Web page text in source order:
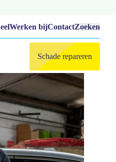
Werken bijContactZoeken
Schade repareren